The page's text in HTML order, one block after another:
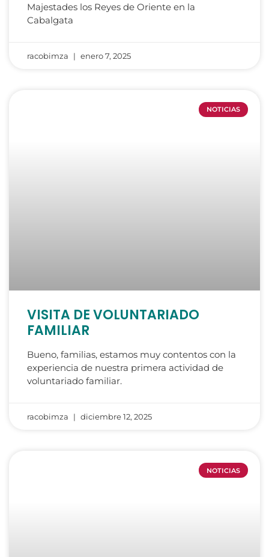
Majestades los Reyes de Oriente en la
Cabalgata
racobimza enero 7, 2025
NOTICIAS
VISITA DE VOLUNTARIADO
FAMILIAR
Bueno, familias, estamos muy contentos con la
experiencia de nuestra primera actividad de
voluntariado familiar.
racobimza diciembre 12, 2025
NOTICIAS